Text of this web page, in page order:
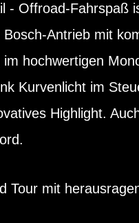
- Offroad-Fahrspaß
Antrieb mit
hochwertigen
Kurvenlicht im
Highlight.
Tour mit